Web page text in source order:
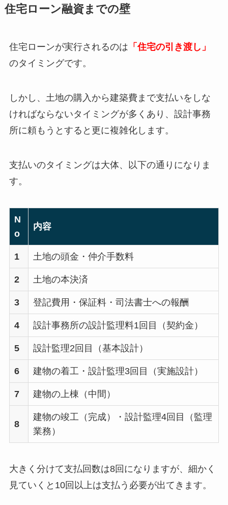
住宅ローン融資までの壁
住宅ローンが実行されるのは 「住宅の引き渡し」
のタイミングです。
しかし、土地の購入から建築費まで支払いをしな
ければならないタイミングが多くあり、設計事務
所に頼もうとすると更に複雑化します。
支払いのタイミングは大体、以下の通りになりま
す。
N
o
内容
1 土地の頭金・仲介手数料
2 土地の本決済
3 登記費用・保証料・司法書士への報酬
4 設計事務所の設計監理料1回目（契約金）
5 設計監理2回目（基本設計）
6 建物の着工・設計監理3回目（実施設計）
7 建物の上棟（中間）
8
建物の竣工（完成）・設計監理4回目（監理
業務）
大きく分けて支払回数は8回になりますが、細かく
見ていくと10回以上は支払う必要が出てきます。